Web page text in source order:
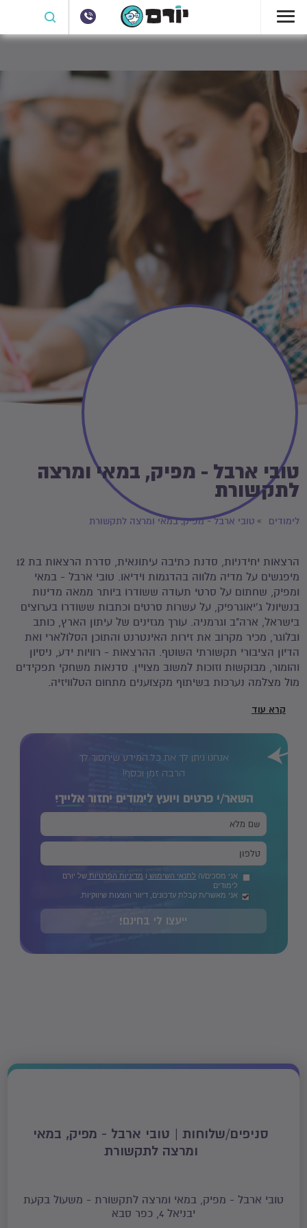
טובי ארבל - מפיק, במאי ומרצה
לתקשורת
לימודים טובי ארבל - מפיק, במאי ומרצה לתקשורת
הרצאות יחידניות, סדנת כתיבה עיתונאית, סדרת הרצאות בת 12
מיפגשים על מדיה מלווה בהדגמות וידיאו. טובי ארבל - במאי
ומפיק, שחתום על סרטי תעודה ששודרו ביותר ממאה מדינות
בנשיונל ג'יאוגרפיק, על עשרות סרטים וכתבות ששודרו בערוצים
בישראל, ארה"ב וגרמניה. עורך מגזינים של עיתון הארץ, כותב
ובלוגר, מכיר מקרוב את זירות האינטרנט והתוכן הסלולארי ואת
הדיון הציבורי תקשורתי השוטף. ההרצאות - רוויות ידע, ניסיון
והומור, מבוקשות וזוכות למשוב מצויין. סדנאות משחקי תפקידים
מול מצלמה נערכות בשיתוף מקצוענים מתחום הטלוויזיה.
קרא עוד
אנחנו ניתן לך את כל המידע שיחסוך לך
הרבה זמן וכסף!
השאר/י פרטים ויועץ לימודים יחזוראלייך!
אני מסכים/ה לתנאי השימוש ו מדיניות הפרטיות של יורם
לימודים
אני מאשר/ת קבלת עדכונים, דיוור והצעות שיווקיות.
ייעצו לי בחינם!
סניפים/שלוחות | טובי ארבל - מפיק, במאי
ומרצה לתקשורת
טובי ארבל - מפיק, במאי ומרצה לתקשורת - משעול בקעת
יבניאל 4, כפר סבא